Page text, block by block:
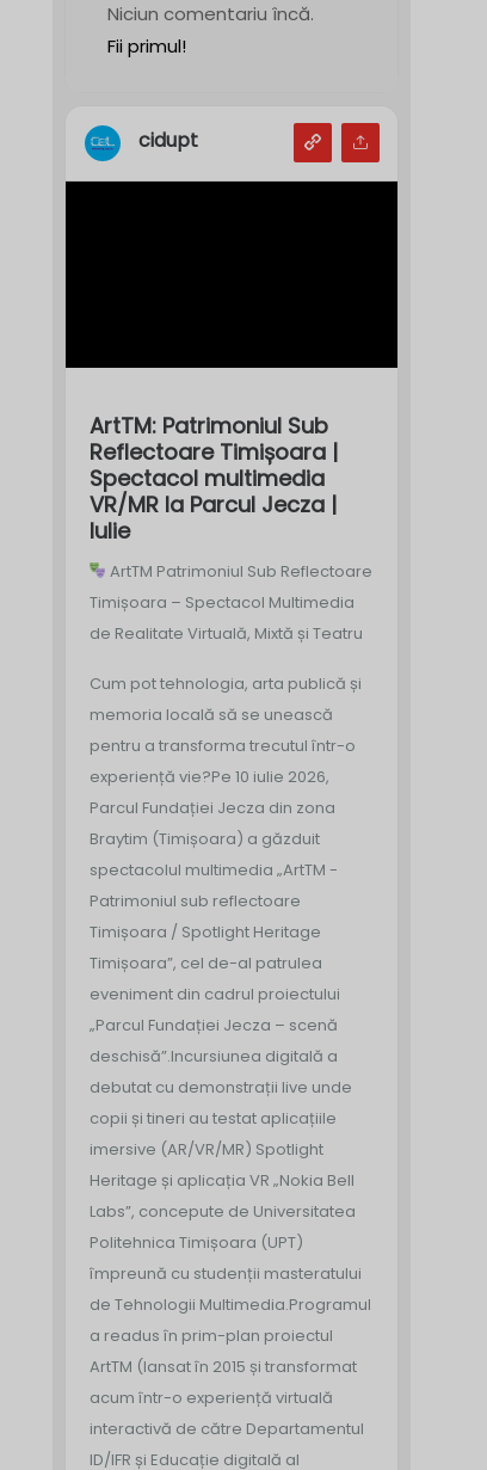
Niciun comentariu încă.
Fii primul!
cidupt
ArtTM: Patrimoniul Sub
Reflectoare Timișoara |
Spectacol multimedia
VR/MR la Parcul Jecza |
Iulie
ArtTM Patrimoniul Sub Reflectoare
Timișoara – Spectacol Multimedia
de Realitate Virtuală, Mixtă și Teatru
Cum pot tehnologia, arta publică și
memoria locală să se unească
pentru a transforma trecutul într-o
experiență vie?Pe 10 iulie 2026,
Parcul Fundației Jecza din zona
Braytim (Timișoara) a găzduit
spectacolul multimedia „ArtTM -
Patrimoniul sub reflectoare
Timișoara / Spotlight Heritage
Timișoara”, cel de-al patrulea
eveniment din cadrul proiectului
„Parcul Fundației Jecza – scenă
deschisă”.Incursiunea digitală a
debutat cu demonstrații live unde
copii și tineri au testat aplicațiile
imersive (AR/VR/MR) Spotlight
Heritage și aplicația VR „Nokia Bell
Labs”, concepute de Universitatea
Politehnica Timișoara (UPT)
împreună cu studenții masteratului
de Tehnologii Multimedia.Programul
a readus în prim-plan proiectul
ArtTM (lansat în 2015 și transformat
acum într-o experiență virtuală
interactivă de către Departamentul
ID/IFR și Educație digitală al